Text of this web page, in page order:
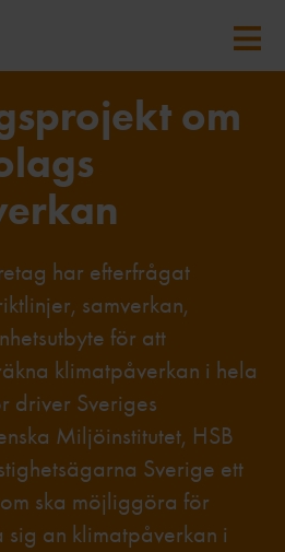
om
har efterfrågat
samverkan,
för att
klimatpåverkan i hela
driver Sveriges
Miljöinstitutet, HSB
Sverige ett
ska möjliggöra för
an klimatpåverkan i